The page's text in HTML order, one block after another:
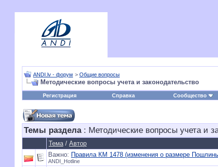
ANDI.lv - форум > Общие вопросы
Методические вопросы учета и законодательство
Регистрация Справка Сообщество
Темы раздела: Методические вопросы учета и
Тема/ Автор
Важно: Правила КМ 1478 (изменения о размере
ANDI_Hotline